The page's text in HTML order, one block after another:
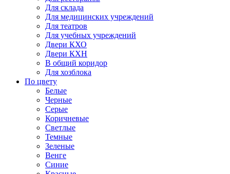
Для склада
Для медицинских учреждений
Для театров
Для учебных учреждений
Двери КХО
Двери КХН
В общий коридор
Для хозблока
По цвету
Белые
Черные
Серые
Коричневые
Светлые
Темные
Зеленые
Венге
Синие